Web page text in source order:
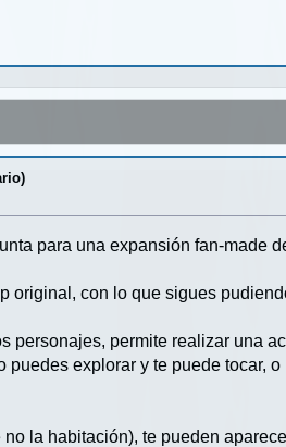
para una expansión fan-made
original, con lo que sigues
personajes, permite realizar una
explorar y te puede tocar,
la habitación), te pueden